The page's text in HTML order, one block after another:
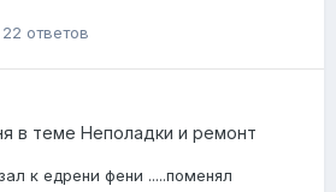
22 ответов
в теме Неполадки и ремонт
к едрени фени .....поменял